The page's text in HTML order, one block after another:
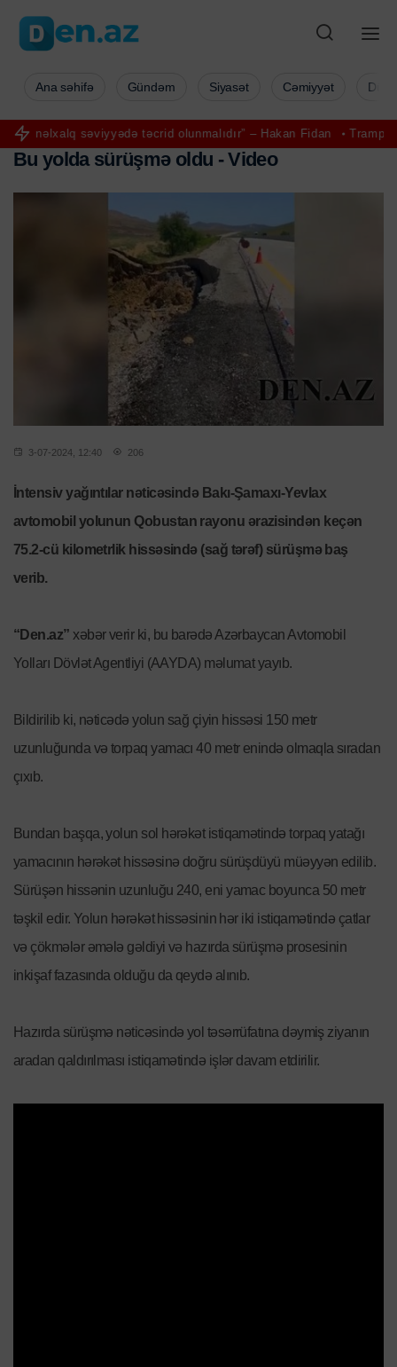
təcrid olunmalıdır” – Hakan Fidan Tramp İlham Əliyevə
Ana səhifə Gündəm Siyasət Cəmiyyət
Bu yolda sürüşmə oldu - Video
3-07-2024, 12:40 206
İntensiv yağıntılar nəticəsində Bakı-Şamaxı-Yevlax
avtomobil yolunun Qobustan rayonu ərazisindən keçən
75.2-cü kilometrlik hissəsində (sağ tərəf) sürüşmə baş
verib.
“Den.az” xəbər verir ki, bu barədə Azərbaycan Avtomobil
Yolları Dövlət Agentliyi (AAYDA) məlumat yayıb.
Bildirilib ki, nəticədə yolun sağ çiyin hissəsi 150 metr
uzunluğunda və torpaq yamacı 40 metr enində olmaqla sıradan
çıxıb.
Bundan başqa, yolun sol hərəkət istiqamətində torpaq yatağı
yamacının hərəkət hissəsinə doğru sürüşdüyü müəyyən edilib.
Sürüşən hissənin uzunluğu 240, eni yamac boyunca 50 metr
təşkil edir. Yolun hərəkət hissəsinin hər iki istiqamətində çatlar
və çökmələr əmələ gəldiyi və hazırda sürüşmə prosesinin
inkişaf fazasında olduğu da qeydə alınıb.
Hazırda sürüşmə nəticəsində yol təsərrüfatına dəymiş ziyanın
aradan qaldırılması istiqamətində işlər davam etdirilir.